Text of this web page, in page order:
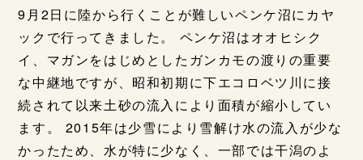
9月2日に陸から行くことが難しいペンケ沼にカヤ
ックで行ってきました。 ペンケ沼はオオヒシク
イ、マガンをはじめとしたガンカモの渡りの重要
な中継地ですが、昭和初期に下エコロベツ川に接
続されて以来土砂の流入により面積が縮小してい
ます。 2015年は少雪により雪解け水の流入が少な
かったため、水が特に少なく、一部では干潟のよ